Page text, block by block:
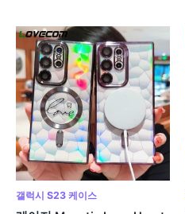
갤럭시 S23 케이스